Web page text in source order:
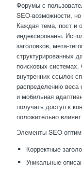
Форумы с
SEO-возможности,
Каждая тема, пост и
индексированы.
заголовков, мета-
структурированных
поисковых системах.
внутренних ссылок
распределению веса
и мобильная
получать доступ к
положительно
Элементы SEO
Корректные
Уникальные